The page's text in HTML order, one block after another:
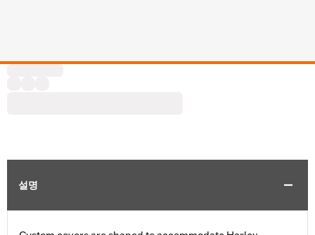
설명